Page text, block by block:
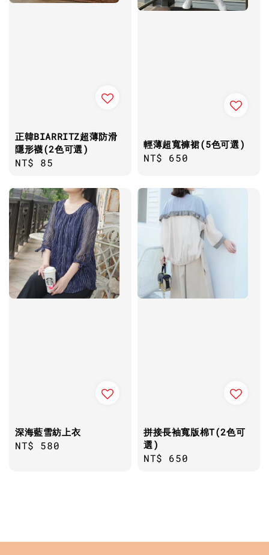
正韓BIARRITZ超薄防滑
隱形襪(2色可選)
Regular
NT$ 85
輕薄超寬褲裙(5色可選)
Regular
NT$ 650
深海藍雪紡上衣
Regular
NT$ 580
拼接長袖寬版棉T(2色可
選)
Regular
NT$ 650